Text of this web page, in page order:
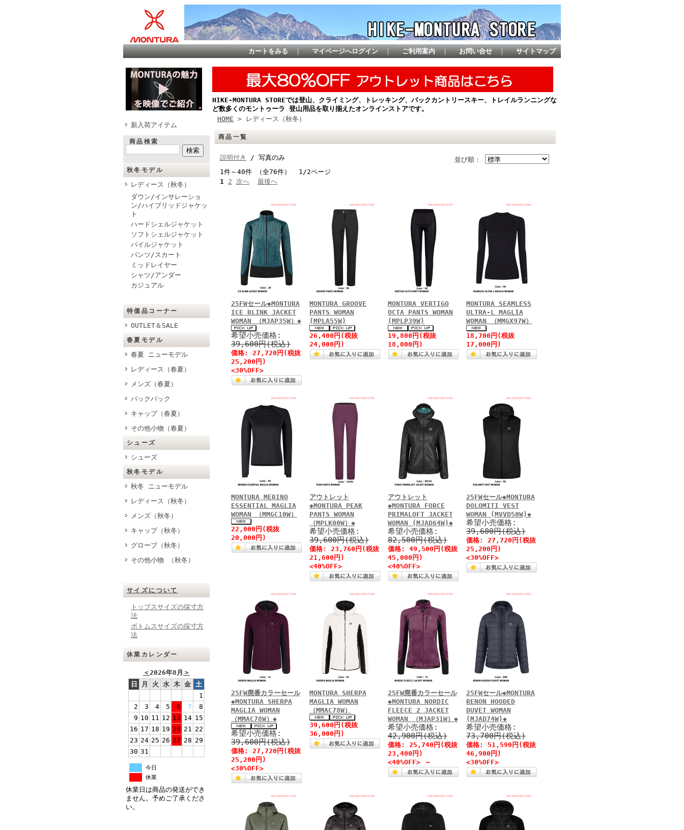
カートをみる ｜ マイページへログイン ｜ ご利用案内 ｜ お問い合せ ｜ サイトマップ
新入荷アイテム
商品検索
秋冬モデル
レディース（秋冬）
ダウン/インサレーショ
ン/ハイブリッドジャケッ
ト
ハードシェルジャケット
ソフトシェルジャケット
パイルジャケット
パンツ/スカート
ミッドレイヤー
シャツ/アンダー
カジュアル
特価品コーナー
OUTLET＆SALE
春夏モデル
春夏 ニューモデル
レディース（春夏）
メンズ（春夏）
バックパック
キャップ（春夏）
その他小物（春夏）
シューズ
シューズ
秋冬モデル
秋冬 ニューモデル
レディース（秋冬）
メンズ（秋冬）
キャップ（秋冬）
グローブ（秋冬）
その他小物 （秋冬）
サイズについて
トップスサイズの採寸方
法
ボトムスサイズの採寸方
法
休業カレンダー
＜2026年8月 ＞
日
月 火 水 木 金 土
1
2
3 4 5 6 7
8
9 10 11 12 13 14 15
16 17 18 19 20 21 22
23 24 25 26 27 28 29
30 31
今日
休業
休業日は商品の発送ができ
ません。予めご了承くださ
い。
HIKE-MONTURA STOREでは登山、クライミング、トレッキング、バックカントリースキー、トレイルランニングな
ど数多くのモントゥーラ 登山用品を取り揃えたオンラインストアです。
HOME > レディース（秋冬）
商品一覧
並び順：
説明付き
/ 写真のみ
1件～40件 （全76件） 1/2ページ
1 2 次へ 最後へ
25FWセール◆MONTURA
ICE BLINK JACKET
WOMAN （MJAP35W）◆
希望小売価格:
39,600円(税込)
価格: 27,720円(税抜
25,200円)
<30%OFF>
MONTURA GROOVE
PANTS WOMAN
(MPLA55W)
26,400円(税抜
24,000円)
MONTURA VERTIGO
OCTA PANTS WOMAN
(MPLP39W)
19,800円(税抜
18,000円)
MONTURA SEAMLESS
ULTRA-L MAGLIA
WOMAN （MMGX97W）
18,700円(税抜
17,000円)
MONTURA MERINO
ESSENTIAL MAGLIA
WOMAN （MMGC10W）
22,000円(税抜
20,000円)
アウトレット
◆MONTURA PEAK
PANTS WOMAN
（MPLK00W）◆
希望小売価格:
39,600円(税込)
価格: 23,760円(税抜
21,600円)
<40%OFF>
アウトレット
◆MONTURA FORCE
PRIMALOFT JACKET
WOMAN (MJAD64W)◆
希望小売価格:
82,500円(税込)
価格: 49,500円(税抜
45,000円)
<40%OFF>
25FWセール◆MONTURA
DOLOMITI VEST
WOMAN (MVVD50W)◆
希望小売価格:
39,600円(税込)
価格: 27,720円(税抜
25,200円)
<30%OFF>
25FW廃番カラーセール
◆MONTURA SHERPA
MAGLIA WOMAN
（MMAC78W）◆
希望小売価格:
39,600円(税込)
価格: 27,720円(税抜
25,200円)
<30%OFF>
MONTURA SHERPA
MAGLIA WOMAN
（MMAC78W）
39,600円(税抜
36,000円)
25FW廃番カラーセール
◆MONTURA NORDIC
FLEECE 2 JACKET
WOMAN （MJAP31W）◆
希望小売価格:
42,900円(税込)
価格: 25,740円(税抜
23,400円)
<40%OFF>
～
25FWセール◆MONTURA
RENON HOODED
DUVET WOMAN
(MJAD74W)◆
希望小売価格:
73,700円(税込)
価格: 51,590円(税抜
46,900円)
<30%OFF>